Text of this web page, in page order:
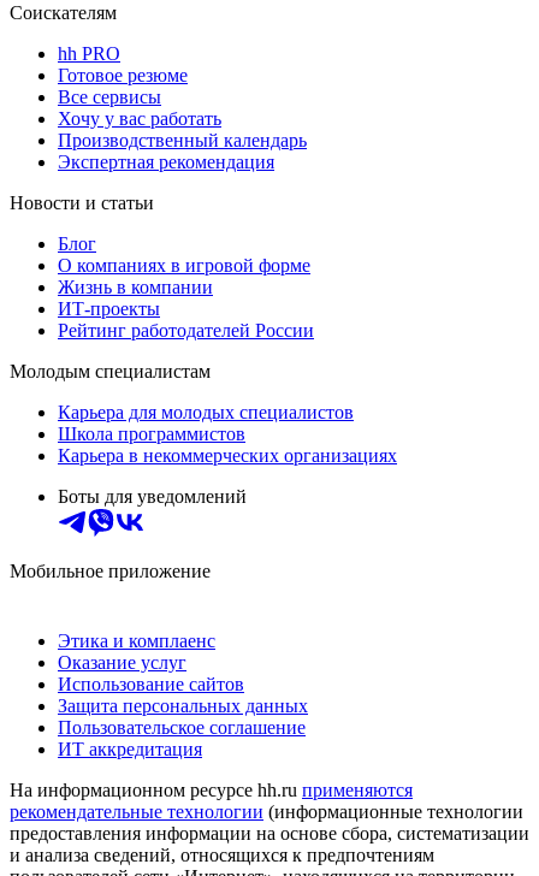
Соискателям
hh PRO
Готовое резюме
Все сервисы
Хочу у вас работать
Производственный календарь
Экспертная рекомендация
Новости и статьи
Блог
О компаниях в игровой форме
Жизнь в компании
ИТ-проекты
Рейтинг работодателей России
Молодым специалистам
Карьера для молодых специалистов
Школа программистов
Карьера в некоммерческих организациях
Боты для уведомлений
Мобильное приложение
Этика и комплаенс
Оказание услуг
Использование сайтов
Защита персональных данных
Пользовательское соглашение
ИТ аккредитация
На информационном ресурсе hh.ru применяются
рекомендательные технологии (информационные технологии
предоставления информации на основе сбора, систематизации
и анализа сведений, относящихся к предпочтениям